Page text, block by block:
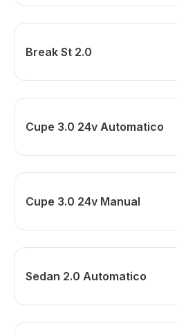
Break St 2.0
Cupe 3.0 24v Automatico
Cupe 3.0 24v Manual
Sedan 2.0 Automatico